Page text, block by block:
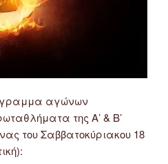
αγώνων
της Α’ & Β’
του Σαββατοκύριακου 18